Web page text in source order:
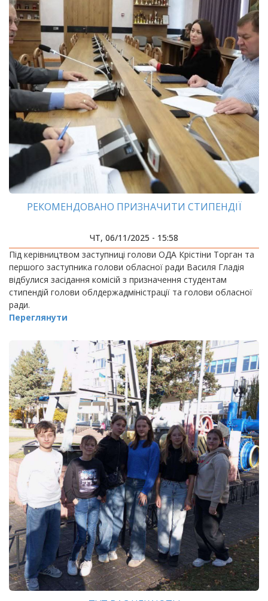
РЕКОМЕНДОВАНО ПРИЗНАЧИТИ СТИПЕНДІЇ
ЧТ, 06/11/2025 - 15:58
Під керівництвом заступниці голови ОДА Крістіни Торган та
першого заступника голови обласної ради Василя Гладія
відбулися засідання комісій з призначення студентам
стипендій голови облдержадміністрації та голови обласної
ради.
Переглянути